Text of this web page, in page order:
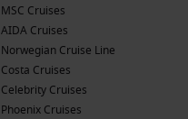
MSC Cruises
AIDA Cruises
Norwegian Cruise Line
Costa Cruises
Celebrity Cruises
Phoenix Cruises